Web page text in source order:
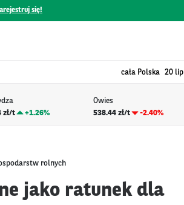
się!
cała Polska 20 lip
zł/t
+1.26%
Owies
538.44 zł/t
-2.40%
rolnych
jako ratunek dla